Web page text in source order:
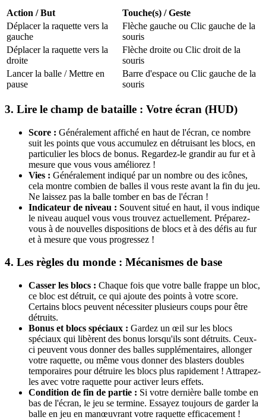
Action / But
Touche(s) / Geste
Déplacer la raquette vers la
gauche
Flèche gauche ou Clic gauche de la
souris
Déplacer la raquette vers la
droite
Flèche droite ou Clic droit de la
souris
Lancer la balle / Mettre en
pause
Barre d'espace ou Clic gauche de la
souris
3. Lire le champ de bataille : Votre écran (HUD)
Score : Généralement affiché en haut de l'écran, ce nombre
suit les points que vous accumulez en détruisant les blocs, en
particulier les blocs de bonus. Regardez-le grandir au fur et à
mesure que vous vous améliorez !
Vies : Généralement indiqué par un nombre ou des icônes,
cela montre combien de balles il vous reste avant la fin du jeu.
Ne laissez pas la balle tomber en bas de l'écran !
Indicateur de niveau : Souvent situé en haut, il vous indique
le niveau auquel vous vous trouvez actuellement. Préparez-
vous à de nouvelles dispositions de blocs et à des défis au fur
et à mesure que vous progressez !
4. Les règles du monde : Mécanismes de base
Casser les blocs : Chaque fois que votre balle frappe un bloc,
ce bloc est détruit, ce qui ajoute des points à votre score.
Certains blocs peuvent nécessiter plusieurs coups pour être
détruits.
Bonus et blocs spéciaux : Gardez un œil sur les blocs
spéciaux qui libèrent des bonus lorsqu'ils sont détruits. Ceux-
ci peuvent vous donner des balles supplémentaires, allonger
votre raquette, ou même vous donner des blasters doubles
temporaires pour détruire les blocs plus rapidement ! Attrapez-
les avec votre raquette pour activer leurs effets.
Condition de fin de partie : Si votre dernière balle tombe en
bas de l'écran, le jeu se termine. Essayez toujours de garder la
balle en jeu en manœuvrant votre raquette efficacement !